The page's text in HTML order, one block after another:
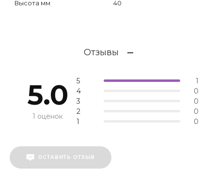
Высота мм 40
Отзывы
5.0
1 оценок
5
1
4
0
3
0
2
0
1
0
ОСТАВИТЬ ОТЗЫВ